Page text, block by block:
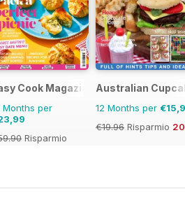
Cook Magazine
Months per
Risparmio
Australian
12 Months per
€19.96 Risparmio